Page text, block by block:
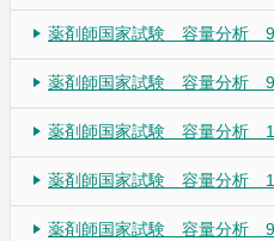
薬剤師国家試験 容量分析
薬剤師国家試験 容量分析
薬剤師国家試験 容量分析
薬剤師国家試験 容量分析
薬剤師国家試験 容量分析